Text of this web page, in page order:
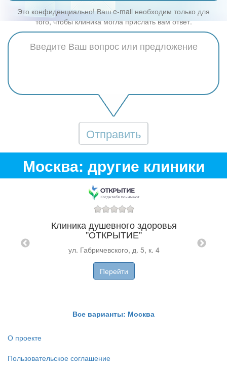
Это конфиденциально! Ваш e-mail необходим только для
того, чтобы клиника могла прислать вам ответ.
Отправить
Москва: другие клиники
Клиника душевного здоровья
"ОТКРЫТИЕ"
ул. Габричевского, д. 5, к. 4
Перейти
Все варианты: Москва
О проекте
Пользовательское соглашение